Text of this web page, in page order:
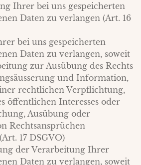
Ihrer bei uns gespeicherten
Daten zu verlangen (Art. 16
bei uns gespeicherten
Daten zu verlangen, soweit
zur Ausübung des Rechts
und Information,
rechtlichen Verpflichtung,
öffentlichen Interesses oder
Ausübung oder
Rechtsansprüchen
17 DSGVO)
der Verarbeitung Ihrer
Daten zu verlangen, soweit